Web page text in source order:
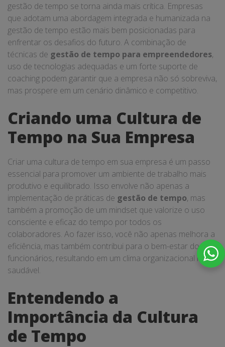
gestão de tempo se torna ainda mais crítica. Empresas
que adotam uma abordagem integrada e humanizada na
gestão de tempo estão mais bem posicionadas para
enfrentar os desafios do futuro. A combinação de
técnicas de gestão de tempo para empreendedores,
uso de tecnologias adequadas e um forte suporte de
coaching podem garantir que a empresa não só sobreviva,
mas prospere em um cenário dinâmico e competitivo.
Criando uma Cultura de
Tempo na Sua Empresa
Criar uma cultura de tempo em sua empresa é um passo
essencial para promover um ambiente de trabalho mais
produtivo e equilibrado. Isso envolve não apenas a
implementação de práticas de gestão de tempo, mas
também a promoção de um mindset que valorize o uso
consciente e eficaz do tempo por todos os
colaboradores. Ao fazer isso, você não apenas melhora a
eficiência, mas também contribui para o bem-estar dos
funcionários, resultando em um clima organizacional mais
saudável.
Entendendo a
Importância da Cultura
de Tempo